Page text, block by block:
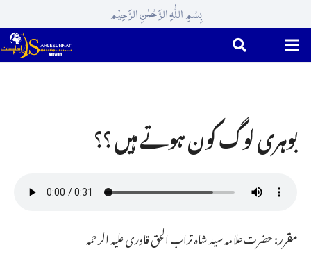
بِسْمِ اللّٰہِ الرَّحْمٰنِ الرَّحِیْم
بوہری لوگ کون ہوتے ہیں ؟؟
مقرر:حضرت علامہ سید شاہ تراب الحق قادری علیہ الرحمہ